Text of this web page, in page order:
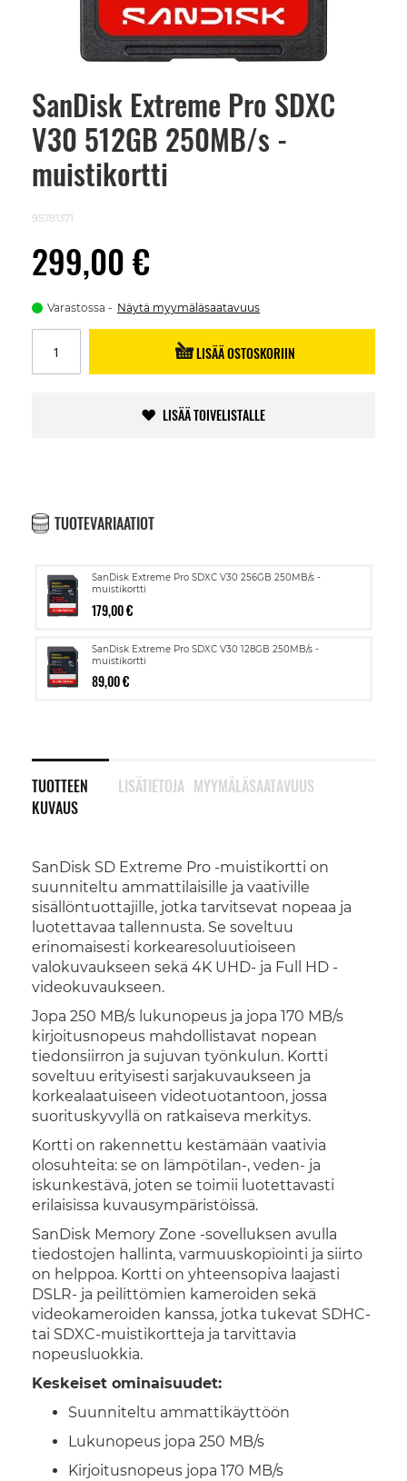
SanDisk Extreme Pro SDXC
V30 512GB 250MB/s -
muistikortti
95781371
299,00 €
Varastossa Näytä myymäläsaatavuus
LISÄÄ OSTOSKORIIN
LISÄÄ TOIVELISTALLE
TUOTEVARIAATIOT
SanDisk Extreme Pro SDXC V30 256GB 250MB/s -
muistikortti
179,00 €
SanDisk Extreme Pro SDXC V30 128GB 250MB/s -
muistikortti
89,00 €
TUOTTEEN
KUVAUS
SanDisk SD Extreme Pro -muistikortti on
suunniteltu ammattilaisille ja vaativille
sisällöntuottajille, jotka tarvitsevat nopeaa ja
luotettavaa tallennusta. Se soveltuu
erinomaisesti korkearesoluutioiseen
valokuvaukseen sekä 4K UHD- ja Full HD -
videokuvaukseen.
Jopa 250 MB/s lukunopeus ja jopa 170 MB/s
kirjoitusnopeus mahdollistavat nopean
tiedonsiirron ja sujuvan työnkulun. Kortti
soveltuu erityisesti sarjakuvaukseen ja
korkealaatuiseen videotuotantoon, jossa
suorituskyvyllä on ratkaiseva merkitys.
Kortti on rakennettu kestämään vaativia
olosuhteita: se on lämpötilan-, veden- ja
iskunkestävä, joten se toimii luotettavasti
erilaisissa kuvausympäristöissä.
SanDisk Memory Zone -sovelluksen avulla
tiedostojen hallinta, varmuuskopiointi ja siirto
on helppoa. Kortti on yhteensopiva laajasti
DSLR- ja peilittömien kameroiden sekä
videokameroiden kanssa, jotka tukevat SDHC-
tai SDXC-muistikortteja ja tarvittavia
nopeusluokkia.
Keskeiset ominaisuudet:
Suunniteltu ammattikäyttöön
Lukunopeus jopa 250 MB/s
Kirjoitusnopeus jopa 170 MB/s
LISÄTIETOJA MYYMÄLÄSAATAVUUS
Skip
beginning
images